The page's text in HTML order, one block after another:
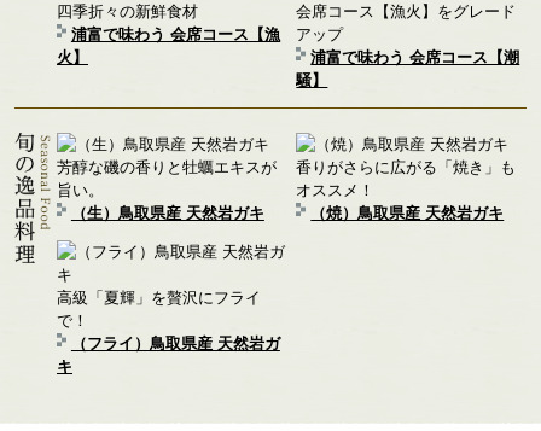
四季折々の新鮮食材
浦富で味わう 会席コース【漁
火】
会席コース【漁火】をグレード
アップ
浦富で味わう 会席コース【潮
騒】
芳醇な磯の香りと牡蠣エキスが
旨い。
（生）鳥取県産 天然岩ガキ
香りがさらに広がる「焼き」も
オススメ！
（焼）鳥取県産 天然岩ガキ
高級「夏輝」を贅沢にフライ
で！
（フライ）鳥取県産 天然岩ガ
キ